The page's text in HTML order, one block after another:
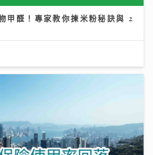
甲醛！專家教你揀米粉秘訣與 2